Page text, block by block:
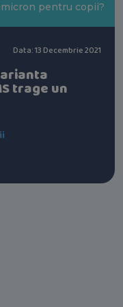
pentru copii?
Data: 13 Decembrie 2021
trage un